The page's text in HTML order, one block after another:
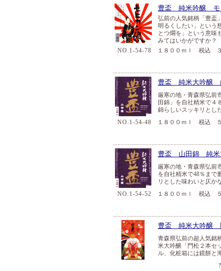
豊盃 純米吟醸 モ
弘前の人気銘柄「豊盃
明るくしたい」という
とつ燗を」という意味
みてはいかがですか？
NO.1-54-78 １８００ｍｌ 税込 ３
豊盃 純米大吟醸
厳寒の地・青森県弘前
田錦」を自社精米で４
錦らしいスッキリとし
NO.1-54-48 １８００ｍｌ 税込 ５
豊盃 山田錦 純米
厳寒の地・青森県弘前
を自社精米で48％まで
リとした味わいと仄か
NO.1-54-52 １８００ｍｌ 税込 ５
豊盃 純米大吟醸
青森県弘前の超人気銘
米大吟醸「門松２本セ
ル、化粧箱には鏡餅と